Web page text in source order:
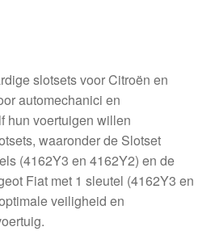
slotsets voor Citroën en
automechanici en
hun voertuigen willen
waaronder de Slotset
(4162Y3 en 4162Y2) en de
Fiat met 1 sleutel (4162Y3 en
veiligheid en